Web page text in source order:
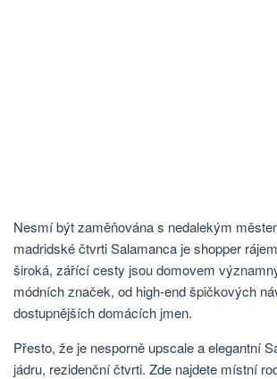
Nesmí být zaměňována s nedalekým
madridské čtvrti Salamanca je shopper
široká, zářící cesty jsou domovem
módních značek, od high-end špičkových
dostupnějších domácích jmen.
Přesto, že je nesporně upscale a elegantní
jádru, rezidenční čtvrti. Zde najdete místní